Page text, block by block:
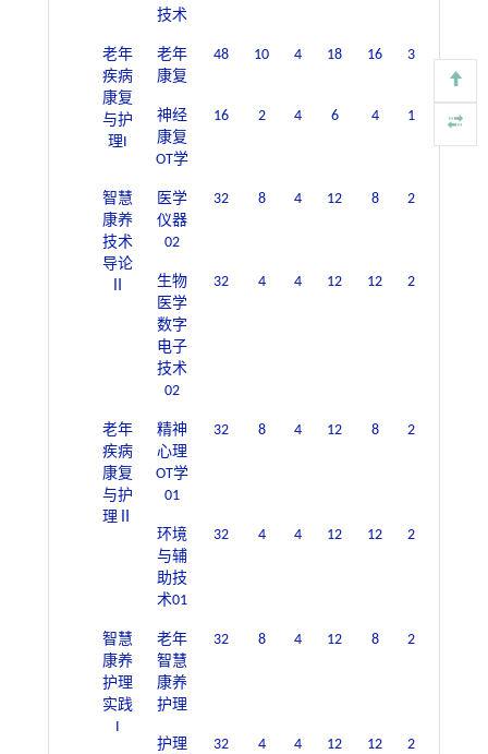
技术
老年
疾病
康复
与护
理I
老年
康复
48 10 4 18 16 3
神经
康复
OT学
16 2 4 6 4 1
智慧
康养
技术
导论
医学
仪器
02
32 8 4 12 8 2
生物
医学
数字
电子
技术
02
32 4 4 12 12 2
老年
疾病
康复
与护
理Ⅱ
精神
心理
OT学
01
32 8 4 12 8 2
环境
与辅
助技
术01
32 4 4 12 12 2
智慧
康养
护理
实践
I
老年
智慧
康养
护理
32 8 4 12 8 2
护理
32 4 4 12 12 2